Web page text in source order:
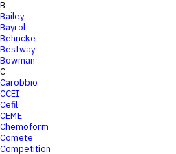
B
Bailey
Bayrol
Behncke
Bestway
Bowman
C
Carobbio
CCEI
Cefil
CEME
Chemoform
Comete
Competition